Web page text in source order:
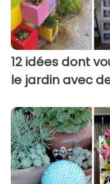
12 idées dont
le jardin avec